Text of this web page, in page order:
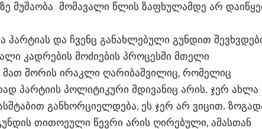
მუშაობა მომავალი წლის ზაფხულამდე არ
პარტიას და ჩვენც განახლებული გუნდით
კადრების მოძიების პროცესში მთელი
შორის ირაკლი ღარიბაშვილიც, რომელიც
პარტიის პოლიტიკური მდივანიც არის. ჯერ ახლა
განხორციელდება, ეს ჯერ არ ვიცით.
თითოეული წევრი არის ღირებული, ამასთან